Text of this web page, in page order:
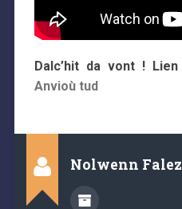
Dalc’hit da vont !
Anvioù tud
Nolwenn